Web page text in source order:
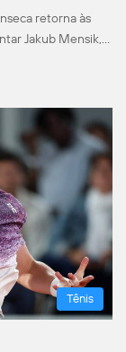
retorna às
Jakub Mensik,…
Tênis